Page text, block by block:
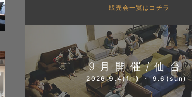
販売会一覧はコチラ
9月開催/仙台
2026.9.4(fri) ・ 9.6(sun)